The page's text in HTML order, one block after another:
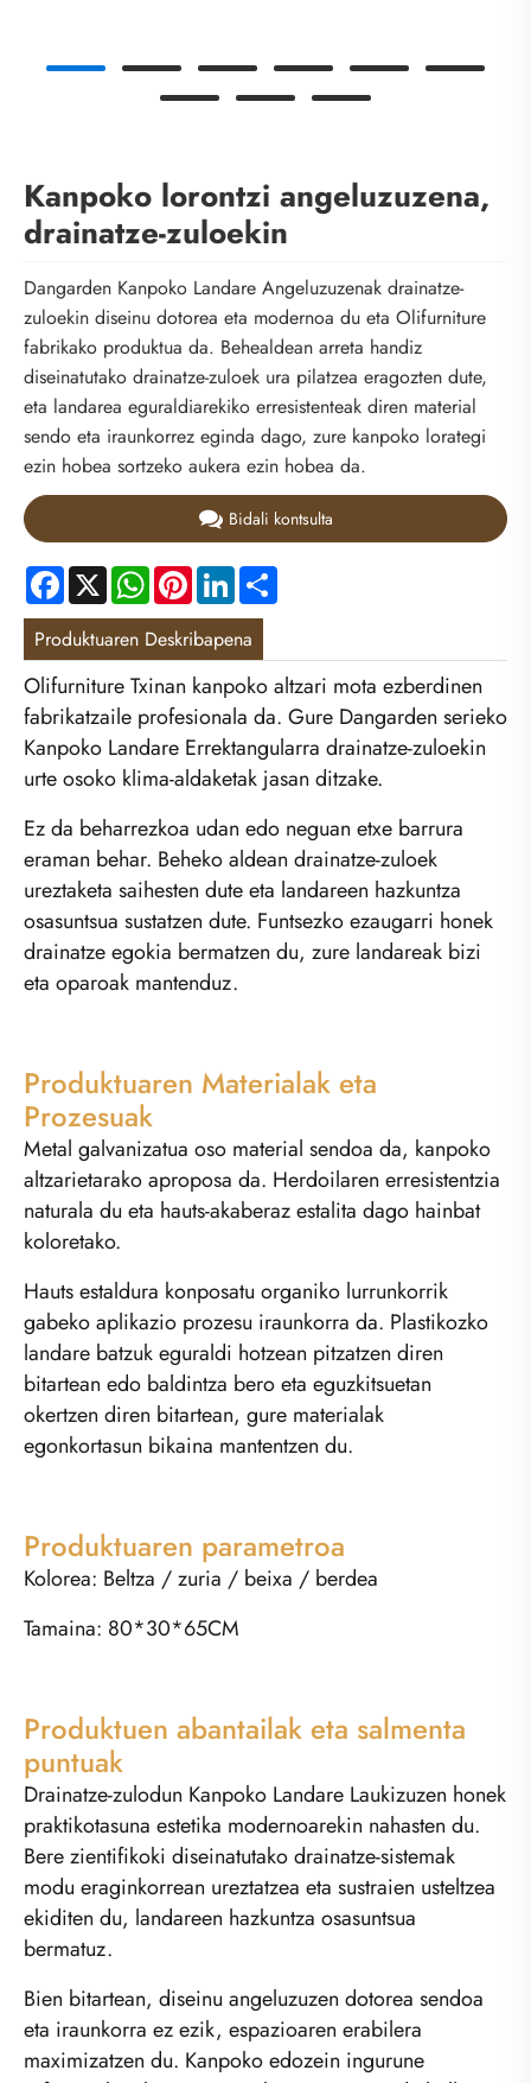
Kanpoko lorontzi angeluzuzena,
drainatze-zuloekin
Dangarden Kanpoko Landare Angeluzuzenak drainatze-
zuloekin diseinu dotorea eta modernoa du eta Olifurniture
fabrikako produktua da. Behealdean arreta handiz
diseinatutako drainatze-zuloek ura pilatzea eragozten dute,
eta landarea eguraldiarekiko erresistenteak diren material
sendo eta iraunkorrez eginda dago, zure kanpoko lorategi
ezin hobea sortzeko aukera ezin hobea da.
Bidali kontsulta
Facebook
X WhatsApp
PinterestLinkedIn
Produktuaren Deskribapena
Olifurniture Txinan kanpoko altzari mota ezberdinen
fabrikatzaile profesionala da. Gure Dangarden serieko
Kanpoko Landare Errektangularra drainatze-zuloekin
urte osoko klima-aldaketak jasan ditzake.
Ez da beharrezkoa udan edo neguan etxe barrura
eraman behar. Beheko aldean drainatze-zuloek
ureztaketa saihesten dute eta landareen hazkuntza
osasuntsua sustatzen dute. Funtsezko ezaugarri honek
drainatze egokia bermatzen du, zure landareak bizi
eta oparoak mantenduz.
Produktuaren Materialak eta
Prozesuak
Metal galvanizatua oso material sendoa da, kanpoko
altzarietarako aproposa da. Herdoilaren erresistentzia
naturala du eta hauts-akaberaz estalita dago hainbat
koloretako.
Hauts estaldura konposatu organiko lurrunkorrik
gabeko aplikazio prozesu iraunkorra da. Plastikozko
landare batzuk eguraldi hotzean pitzatzen diren
bitartean edo baldintza bero eta eguzkitsuetan
okertzen diren bitartean, gure materialak
egonkortasun bikaina mantentzen du.
Produktuaren parametroa
Kolorea: Beltza / zuria / beixa / berdea
Tamaina: 80*30*65CM
Produktuen abantailak eta salmenta
puntuak
Drainatze-zulodun Kanpoko Landare Laukizuzen honek
praktikotasuna estetika modernoarekin nahasten du.
Bere zientifikoki diseinatutako drainatze-sistemak
modu eraginkorrean ureztatzea eta sustraien usteltzea
ekiditen du, landareen hazkuntza osasuntsua
bermatuz.
Bien bitartean, diseinu angeluzuzen dotorea sendoa
eta iraunkorra ez ezik, espazioaren erabilera
maximizatzen du. Kanpoko edozein ingurune